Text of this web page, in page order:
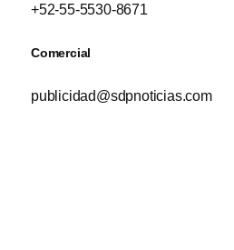
+52-55-5530-8671
Comercial
publicidad@sdpnoticias.com